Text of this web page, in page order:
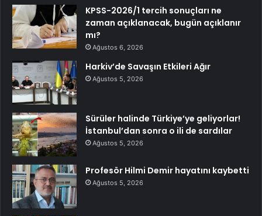
KPSS-2026/1 tercih sonuçları ne
zaman açıklanacak, bugün açıklanır
mı?
Ağustos 6, 2026
Harkiv’de Savaşın Etkileri Ağır
Ağustos 5, 2026
Sürüler halinde Türkiye’ye geliyorlar!
İstanbul’dan sonra o ili de sardılar
Ağustos 5, 2026
Profesör Hilmi Demir hayatını kaybetti
Ağustos 5, 2026